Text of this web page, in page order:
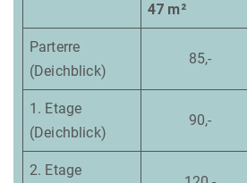
47 m²
Parterre
(Deichblick)
85,-
1. Etage
(Deichblick)
90,-
2. Etage